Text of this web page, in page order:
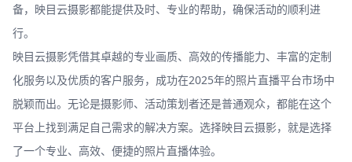
备，映目云摄影都能提供及时、专业的帮助，确保活动的顺利进
行。
映目云摄影凭借其卓越的专业画质、高效的传播能力、丰富的定制
化服务以及优质的客户服务，成功在2025年的照片直播平台市场中
脱颖而出。无论是摄影师、活动策划者还是普通观众，都能在这个
平台上找到满足自己需求的解决方案。选择映目云摄影，就是选择
了一个专业、高效、便捷的照片直播体验。